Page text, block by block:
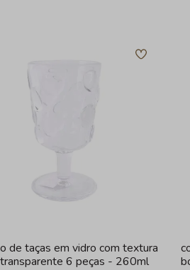
de taças em vidro com textura
6 peças - 260ml